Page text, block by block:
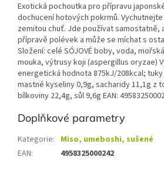
Exotická pochoutka pro přípravu
dochucení hotových pokrmů.
zemitou chuť. Jde používat samostatně,
přípravě polévek a může se míchat s
Složení: celé SÓJOVÉ boby, voda,
mouka, výtrusy koji (aspergillus oryzae)
energetická hodnota 875kJ/208kcal;
mastné kyseliny 0,9g, sacharidy 11,1g z
bílkoviny 22,4g, sůl 9,6g EAN:
Doplňkové parametry
Kategorie: Miso, umeboshi, sušené
EAN: 4958325000242